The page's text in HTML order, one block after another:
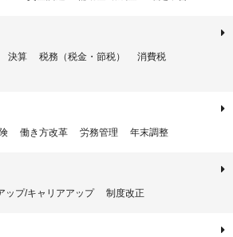
決算 税務（税金・節税）
消費税
働き方改革 労務管理 年末調整
ップ/キャリアアップ 制度改正